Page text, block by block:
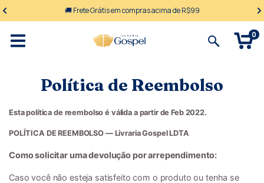
🚚 Frete Grátis em compras acima de R$99
0
Política de Reembolso
Esta política de reembolso é válida a partir de Feb 2022.
POLÍTICA DE REEMBOLSO — Livraria Gospel LDTA
Como solicitar uma devolução por arrependimento:
Caso você não esteja satisfeito com o produto ou tenha se